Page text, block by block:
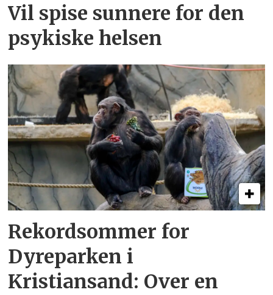
Vil spise sunnere for den
psykiske helsen
Rekordsommer for
Dyreparken i
Kristiansand: Over en